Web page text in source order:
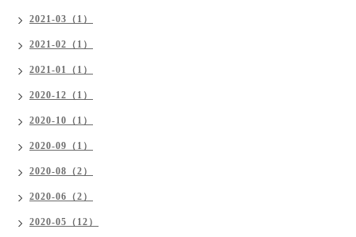
2021-03（1）
2021-02（1）
2021-01（1）
2020-12（1）
2020-10（1）
2020-09（1）
2020-08（2）
2020-06（2）
2020-05（12）